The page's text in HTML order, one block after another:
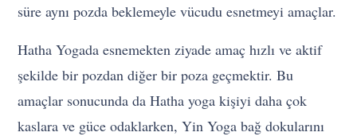
süre aynı pozda beklemeyle vücudu esnetmeyi amaçlar.
Hatha Yogada esnemekten ziyade amaç hızlı ve aktif
şekilde bir pozdan diğer bir poza geçmektir. Bu
amaçlar sonucunda da Hatha yoga kişiyi daha çok
kaslara ve güce odaklarken, Yin Yoga bağ dokularını